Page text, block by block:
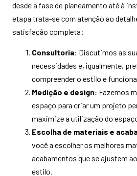
desde a fase de planeamento até à
etapa trata-se com atenção ao
satisfação completa:
Consultoria: Discutimos as
necessidades e, igualmente,
compreender o estilo e
Medição e design: Fazemos
espaço para criar um projeto
maximize a utilização do
Escolha de materiais e
você a escolher os melhores
acabamentos que se ajustem
estilo.